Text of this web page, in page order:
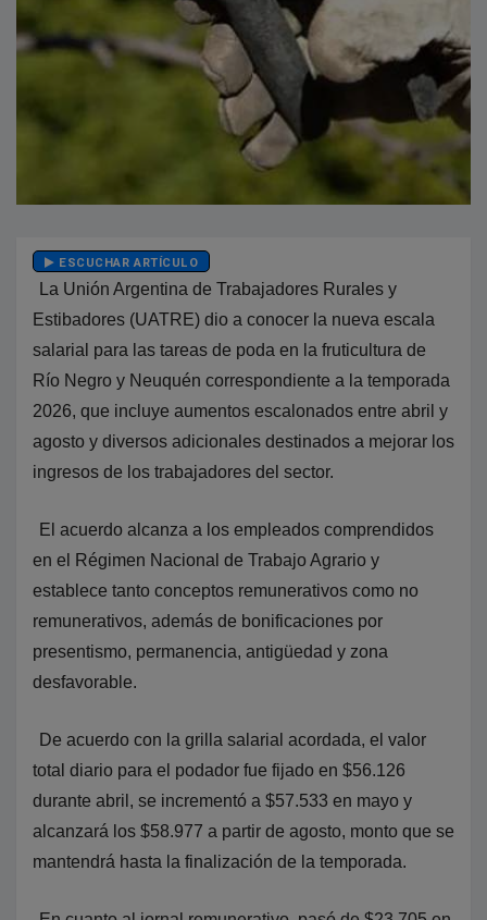
ESCUCHAR ARTÍCULO
La Unión Argentina de Trabajadores Rurales y
Estibadores (UATRE) dio a conocer la nueva escala
salarial para las tareas de poda en la fruticultura de
Río Negro y Neuquén correspondiente a la temporada
2026, que incluye aumentos escalonados entre abril y
agosto y diversos adicionales destinados a mejorar los
ingresos de los trabajadores del sector.
El acuerdo alcanza a los empleados comprendidos
en el Régimen Nacional de Trabajo Agrario y
establece tanto conceptos remunerativos como no
remunerativos, además de bonificaciones por
presentismo, permanencia, antigüedad y zona
desfavorable.
De acuerdo con la grilla salarial acordada, el valor
total diario para el podador fue fijado en $56.126
durante abril, se incrementó a $57.533 en mayo y
alcanzará los $58.977 a partir de agosto, monto que se
mantendrá hasta la finalización de la temporada.